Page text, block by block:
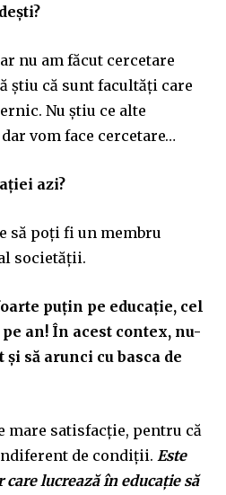
nu am făcut cercetare
știu că sunt facultăți care
Nu știu ce alte
vom face cercetare…
azi?
să poți fi un membru
societății.
puțin pe educație, cel
an! În acest contex, nu-
să arunci cu basca de
mare satisfacție, pentru că
de condiții. Este
lucrează în educație să